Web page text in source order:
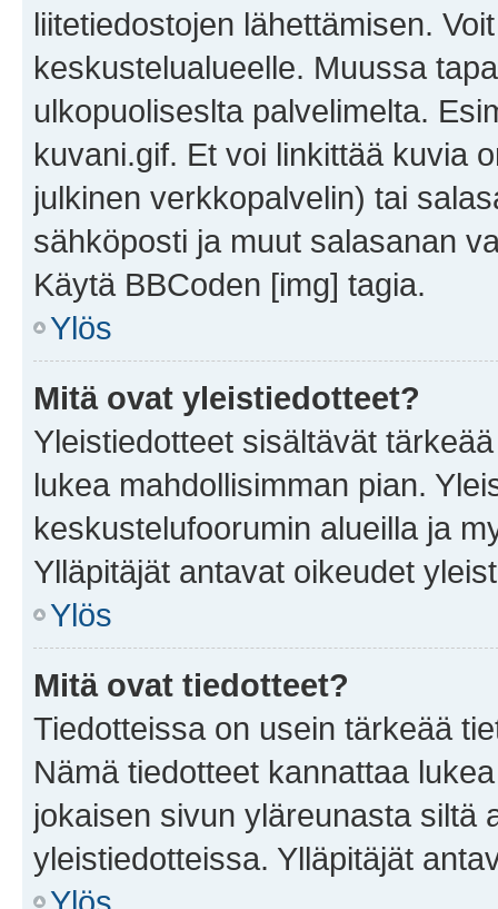
liitetiedostojen lähettämisen.
keskustelualueelle. Muussa
ulkopuoliseslta palvelimelta.
kuvani.gif. Et voi linkittää kuvia
julkinen verkkopalvelin) tai
sähköposti ja muut salasanan
Käytä BBCoden [img] tagia.
Ylös
Mitä ovat yleistiedotteet?
Yleistiedotteet sisältävät
lukea mahdollisimman pian.
keskustelufoorumin alueilla ja
Ylläpitäjät antavat oikeudet
Ylös
Mitä ovat tiedotteet?
Tiedotteissa on usein tärkeää
Nämä tiedotteet kannattaa
jokaisen sivun yläreunasta siltä
yleistiedotteissa. Ylläpitäjät
Ylös